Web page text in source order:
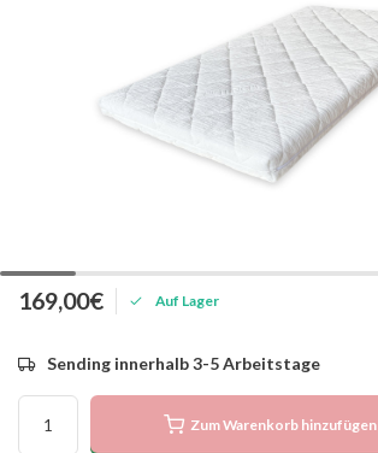
169,00€ Auf Lager
Sending innerhalb 3-5 Arbeitstage
Zum Warenkorb hinzufügen